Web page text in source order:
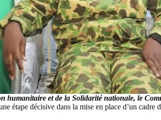
humanitaire et de la Solidarité nationale, le
étape décisive dans la mise en place d’un cadre